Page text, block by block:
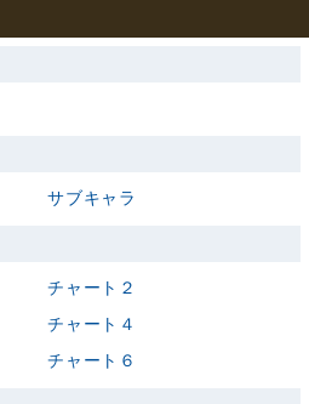
サブキャラ
チャート２
チャート４
チャート６